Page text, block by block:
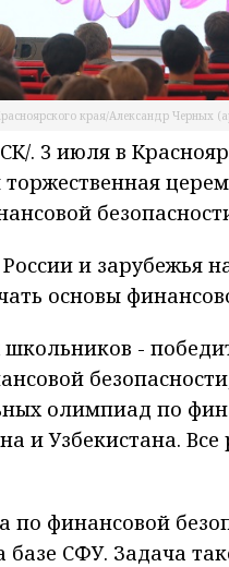
края/Александр Черных
3 июля в
и зарубежья
основы
-
олимпиад по
и Узбекистана. Все
финансовой
СФУ. Задача